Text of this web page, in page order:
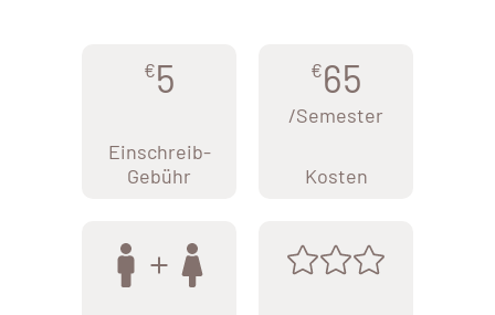
€5
Einschreib-
Gebühr
€65
/Semester
Kosten